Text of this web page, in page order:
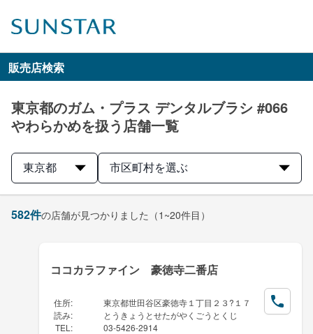
販売店検索
東京都のガム・プラス デンタルブラシ #066
やわらかめを扱う店舗一覧
東京都 市区町村を選ぶ
582件の店舗が見つかりました （1~20件目）
ココカラファイン 豪徳寺二番店
住所:
東京都世田谷区豪徳寺１丁目２３?１７
読み:
とうきょうとせたがやくごうとくじ
TEL : 03-5426-2914